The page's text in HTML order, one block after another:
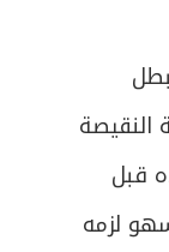
النقيصة
قبل
لزمه